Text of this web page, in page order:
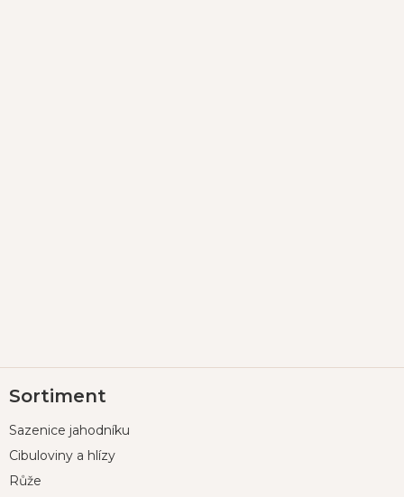
á
a
Sortiment
Sazenice jahodníku
Cibuloviny a hlízy
Růže